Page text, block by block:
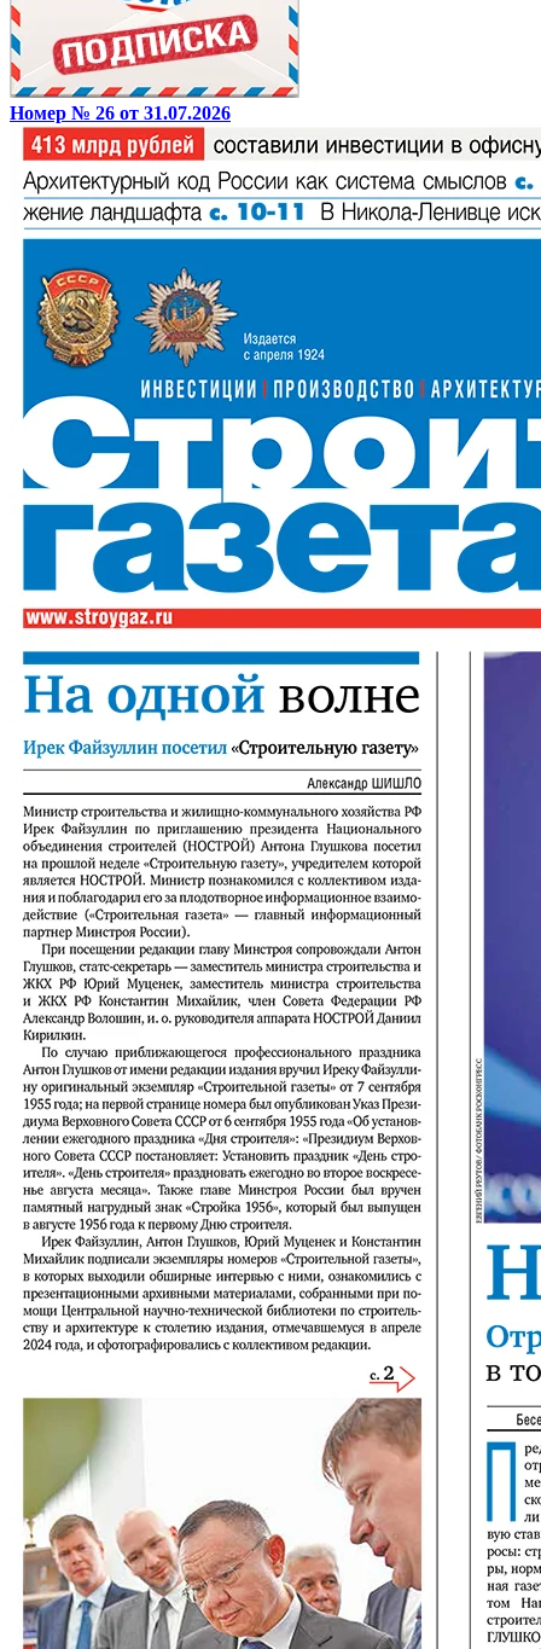
Номер № 26 от 31.07.2026